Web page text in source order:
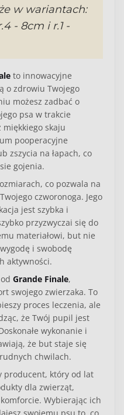
w wariantach:
- 8cm i r.1 -
to innowacyjne
o zdrowiu Twojego
możesz zadbać o
psa w trakcie
miękkiego skaju
pooperacyjne
zszycia na łapach, co
gojenia.
co pozwala na
czworonoga. Jego
jest szybka i
przyzwyczai się do
materiałowi, but nie
i swobodę
aktywności.
Grande Finale,
swojego zwierzaka. To
proces leczenia, ale
że Twój pupil jest
wykonanie i
że but staje się
chwilach.
producent, który od lat
dla zwierząt,
Wybierając ich